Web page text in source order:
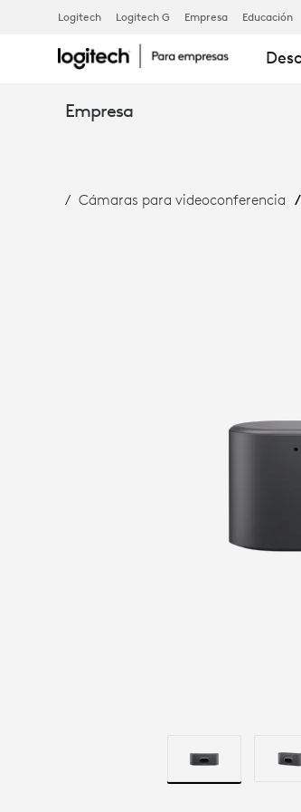
RALLY
CAMERA:
ÓPTICOS
Logitech Logitech G Empresa Educación
Empresa
Cámaras para videoconferencia